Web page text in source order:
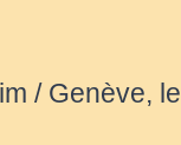
/ Genève,